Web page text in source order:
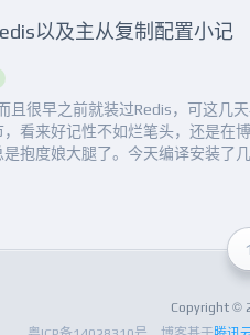
的服务器，因为无法从表象识别...
以及主从复制配置小记
且很早之前就装过Redis，可这几
看来好记性不如烂笔头，还是在
抱度娘大腿了。今天编译安装了几
1
Copyright ©